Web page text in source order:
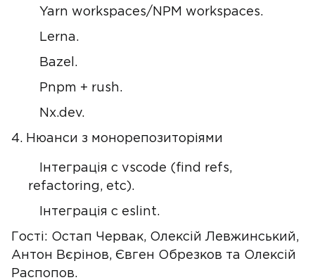
Yarn workspaces/NPM workspaces.
Lerna.
Bazel.
Pnpm + rush.
Nx.dev.
4. Нюанси з монорепозиторіями
Інтеграція с vscode (find refs,
refactoring, etc).
Інтеграція с eslint.
Гості: Остап Червак, Олексій Левжинський,
Антон Вєрінов, Євген Обрезков та Олексiй
Распопов.